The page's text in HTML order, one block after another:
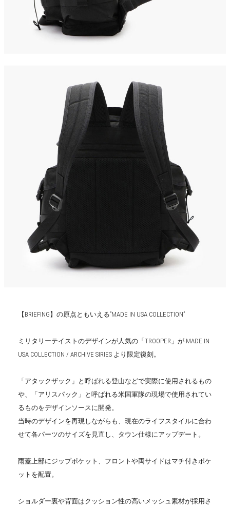
【BRIEFING】の原点ともいえる”MADE IN USA COLLECTION”
ミリタリーテイストのデザインが人気の「TROOPER」が MADE IN
USA COLLECTION / ARCHIVE SIRIES より限定復刻。
「アタックザック」と呼ばれる登山などで実際に使用されるもの
や、「アリスパック」と呼ばれる米国軍隊の現場で使用されてい
るものをデザインソースに開発。
当時のデザインを再現しながらも、現在のライフスタイルに合わ
せて各パーツのサイズを見直し、タウン仕様にアップデート。
雨蓋上部にジップポケット、フロントや両サイドはマチ付きポケ
ットを配置。
ショルダー裏や背面はクッション性の高いメッシュ素材が採用さ